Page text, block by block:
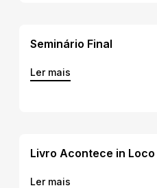
Seminário Final
Ler mais
Livro Acontece in Loco
Ler mais